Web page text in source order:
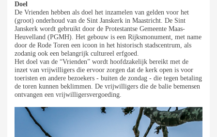
Doel
De Vrienden hebben als doel het inzamelen van gelden voor het
(groot) onderhoud van de Sint Janskerk in Maastricht. De Sint
Janskerk wordt gebruikt door de Protestantse Gemeente Maas-
Heuvelland (PGMH). Het gebouw is een Rijksmonument, met name
door de Rode Toren een icoon in het historisch stadscentrum, als
zodanig ook een belangrijk cultureel erfgoed.
Het doel van de “Vrienden” wordt hoofdzakelijk bereikt met de
inzet van vrijwilligers die ervoor zorgen dat de kerk open is voor
toeristen en andere bezoekers - buiten de zondag - die tegen betaling
de toren kunnen beklimmen. De vrijwilligers die de balie bemensen
ontvangen een vrijwilligersvergoeding.